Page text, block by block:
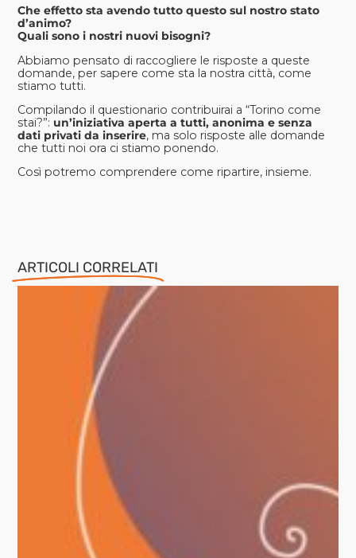
Che effetto sta avendo tutto questo sul nostro stato
d’animo?
Quali sono i nostri nuovi bisogni?
Abbiamo pensato di raccogliere le risposte a queste
domande, per sapere come sta la nostra città, come
stiamo tutti.
Compilando il questionario contribuirai a “Torino come
stai?”: un’iniziativa aperta a tutti, anonima e senza
dati privati da inserire, ma solo risposte alle domande
che tutti noi ora ci stiamo ponendo.
Così potremo comprendere come ripartire, insieme.
ARTICOLI CORRELATI